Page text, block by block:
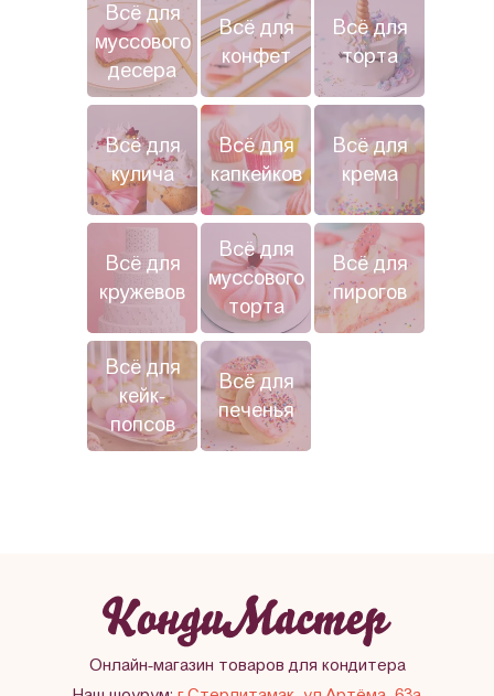
Всё для
муссового
десера
Всё для
кулича
Всё для
кружевов
Всё для
кейк-
попсов
Всё для
конфет
Всё для
капкейков
Всё для
муссового
торта
Всё для
печенья
Всё для
торта
Всё для
крема
Всё для
пирогов
Онлайн-магазин товаров для кондитера